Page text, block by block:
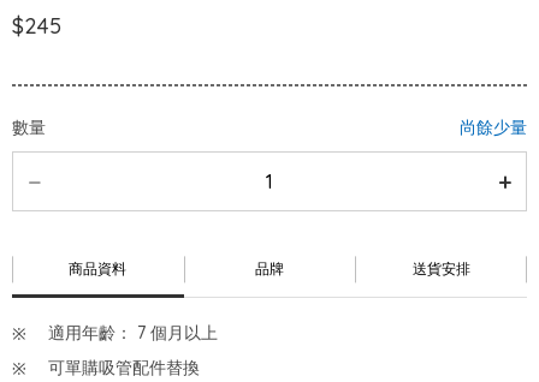
$245
數量 尚餘少量
商品資料 品牌 送貨安排
適用年齡： 7 個月以上
可單購吸管配件替換